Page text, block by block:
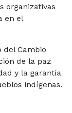
organizativas
en el
del Cambio
de la paz
y la garantía
indígenas.